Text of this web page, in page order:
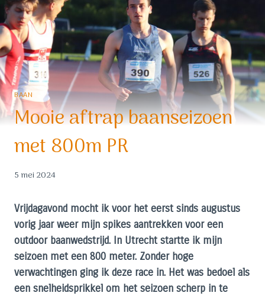
BAAN
Mooie aftrap baanseizoen
met 800m PR
5 mei 2024
Vrijdagavond mocht ik voor het eerst sinds augustus
vorig jaar weer mijn spikes aantrekken voor een
outdoor baanwedstrijd. In Utrecht startte ik mijn
seizoen met een 800 meter. Zonder hoge
verwachtingen ging ik deze race in. Het was bedoel als
een snelheidsprikkel om het seizoen scherp in te